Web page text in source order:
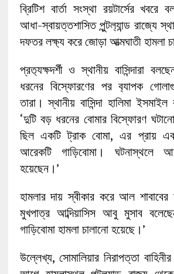
ব্রিটিশ বার্তা সংস্থা রয়টার্সের খবরে
আধা-স্বায়ত্তশাসিত পুন্টল‌্যান্ড রাজ্যে
দফতর লক্ষ‌্য করে জোড়া আত্মঘাতী হামলা
প্রত‌্যক্ষদর্শী ও স্থানীয় বাসিন্দারা
ধরনের বিস্ফোরণের পর ব‌্যাপক
তারা। স্থানীয় বাসিন্দা হালিমা ইসমাইল
‘দুটি বড় ধরনের বোমার বিস্ফোরণ
ছিল একটি ট্রাক বোমা, এর প্রায় এক
আরেকটি গাড়িবোমা।
হয়েছেন।’
হামলার দায় স্বীকার করে আল শাবাবের
মুখপাত্র আব্দিয়াসিস আবু মুসাব
গাড়িবোমা হামলা চালানো হয়েছে।’
উল্লেখ্য, সোমালিয়ার নিরাপত্তা